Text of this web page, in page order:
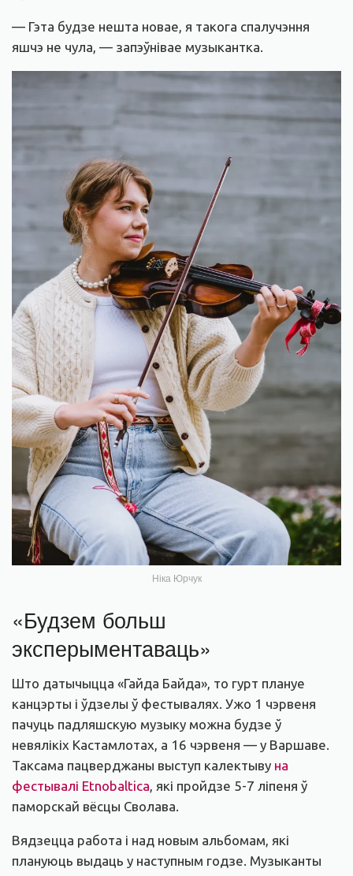
— Гэта будзе нешта новае, я такога спалучэння
яшчэ не чула, — запэўнівае музыкантка.
Ніка Юрчук
«Будзем больш
эксперыментаваць»
Што датычыцца «Гайда Байда», то гурт плануе
канцэрты і ўдзелы ў фестывалях. Ужо 1 чэрвеня
пачуць падляшскую музыку можна будзе ў
невялікіх Кастамлотах, а 16 чэрвеня — у Варшаве.
Таксама пацверджаны выступ калектыву на
фестывалі Etnobaltica, які пройдзе 5-7 ліпеня ў
паморскай вёсцы Сволава.
Вядзецца работа і над новым альбомам, які
плануюць выдаць у наступным годзе. Музыканты